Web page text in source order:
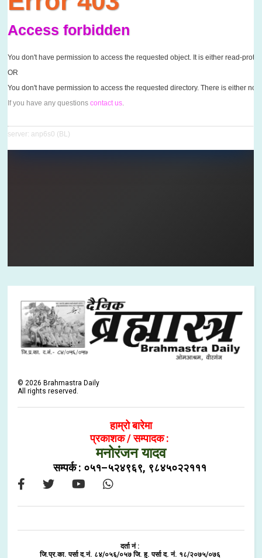
©2026 Brahmastra Daily
All rights reserved.
हाम्रो बारेमा
प्रकाशक / सम्पादक :
मनोरंजन यादव
सम्पर्क : ०५१–५२४९६९, ९८४५०२२१११
दर्ता नं :
जि.प्र.का. पर्सा द.नं. ८४/०५६/०५७ जि. हु. पर्सा द. नं. १८/२०७५/०७६